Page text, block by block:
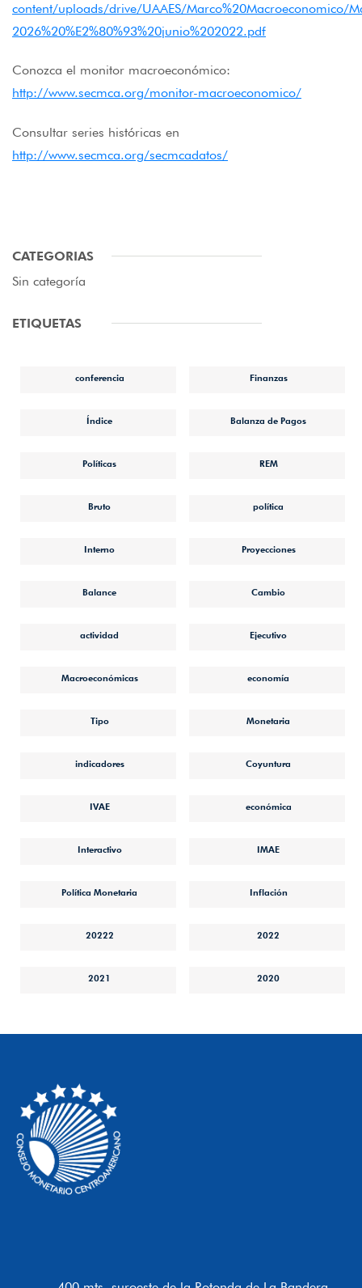
content/uploads/drive/UAAES/Marco%20Macroeconomico/
2026%20%E2%80%93%20junio%202022.pdf
Conozca el monitor macroeconómico:
http://www.secmca.org/monitor-macroeconomico/
Consultar series históricas en
http://www.secmca.org/secmcadatos/
CATEGORIAS
Sin categoría
ETIQUETAS
conferencia Finanzas
Índice Balanza de Pagos
Políticas REM
Bruto política
Interno Proyecciones
Balance Cambio
actividad Ejecutivo
Macroeconómicas economía
Tipo Monetaria
indicadores Coyuntura
IVAE económica
Interactivo IMAE
Política Monetaria Inflación
20222 2022
2021 2020